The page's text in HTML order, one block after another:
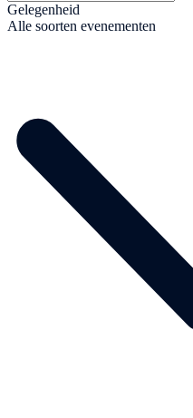
Gelegenheid
Alle soorten evenementen